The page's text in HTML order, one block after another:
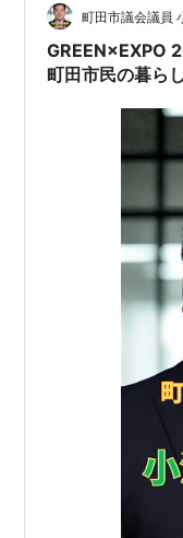
の人、人、人ーー
町田市議会議員
GREEN×EXPO
町田市民の暮ら